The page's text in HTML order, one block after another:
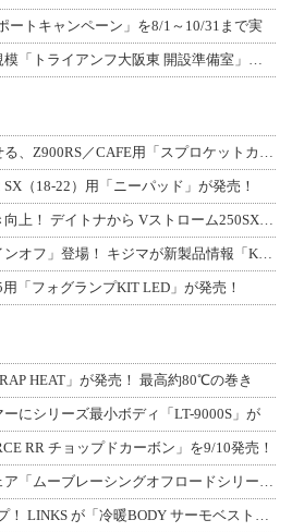
ートキャンペーン」を8/1～10/31まで実
（18-22）用「ニーパッド」が発売！
「フォグランプKIT LED」が発売！
HEAT」が発売！ 最高約80℃の巻き
ーにシリーズ最小ボディ「LT-9000S」が
RR チョップドカーボン」を9/10発売！